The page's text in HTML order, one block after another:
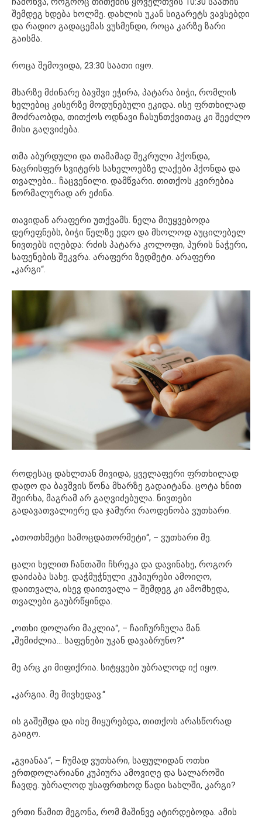
შემდეგ ხდება ხოლმე. დახლის უკან სიგარეტს ვავსებდი
და რადიო გადაცემას ვუსმენდი, როცა კარზე ზარი
გაისმა.
როცა შემოვიდა, 23:30 საათი იყო.
მხარზე მძინარე ბავშვი ეჭირა, პატარა ბიჭი, რომლის
ხელებიც კისერზე მოდუნებული ეკიდა. ისე ფრთხილად
მოძრაობდა, თითქოს ოდნავი ჩასუნთქვითაც კი შეეძლო
მისი გაღვიძება.
თმა აბურდული და თამამად შეკრული ჰქონდა,
ნაცრისფერ სვიტერს სახელოებზე ლაქები ჰქონდა და
თვალები… ჩაცვენილი. დამწვარი. თითქოს კვირებია
ნორმალურად არ ეძინა.
თავიდან არაფერი უთქვამს. ნელა მიუყვებოდა
დერეფნებს, ბიჭი წელზე ედო და მხოლოდ აუცილებელ
ნივთებს იღებდა: რძის პატარა კოლოფი, პურის ნაჭერი,
საფენების შეკვრა. არაფერი ზედმეტი. არაფერი
„კარგი“.
როდესაც დახლთან მივიდა, ყველაფერი ფრთხილად
დადო და ბავშვის წონა მხარზე გადაიტანა. ცოტა ხნით
შეირხა, მაგრამ არ გაღვიძებულა. ნივთები
გადავათვალიერე და ჯამური რაოდენობა ვუთხარი.
„ათოთხმეტი სამოცდათორმეტი“, – ვუთხარი მე.
ცალი ხელით ჩანთაში ჩხრეკა და დავინახე, როგორ
დაიძაბა სახე. დაჭმუჭნული კუპიურები ამოიღო,
დაითვალა, ისევ დაითვალა – შემდეგ კი ამომხედა,
თვალები გაუბრწყინდა.
„ოთხი დოლარი მაკლია“, – ჩაიჩურჩულა მან.
„შემიძლია… საფენები უკან დავაბრუნო?“
მე არც კი მიფიქრია. სიტყვები უბრალოდ იქ იყო.
„კარგია. მე მივხედავ.“
ის გაშეშდა და ისე მიყურებდა, თითქოს არასწორად
გაიგო.
„გვიანაა“, – ჩუმად ვუთხარი, საფულიდან ოთხი
ერთდოლარიანი კუპიურა ამოვიღე და სალაროში
ჩავდე. უბრალოდ უსაფრთხოდ წადი სახლში, კარგი?
ერთი წამით მეგონა, რომ მაშინვე ატირდებოდა. ამის